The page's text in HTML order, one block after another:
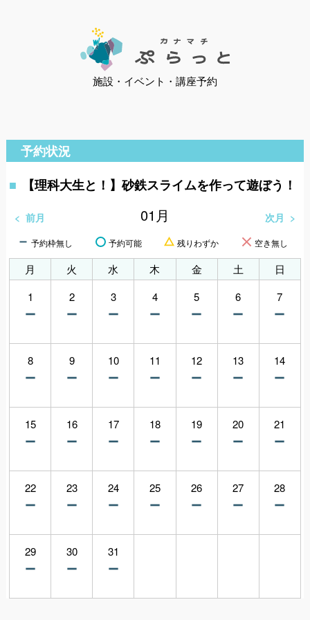
施設・イベント・講座予約
予約状況
【理科大生と！】砂鉄スライムを作って遊ぼう！
前月 01 月 次月
予約枠無し 予約可能 残りわずか 空き無し
月 火 水 木 金 土
日
1
2 3 4 5 6 7
8 9 10 11 12 13 14
15 16 17 18 19 20 21
22 23 24 25 26 27 28
29 30 31